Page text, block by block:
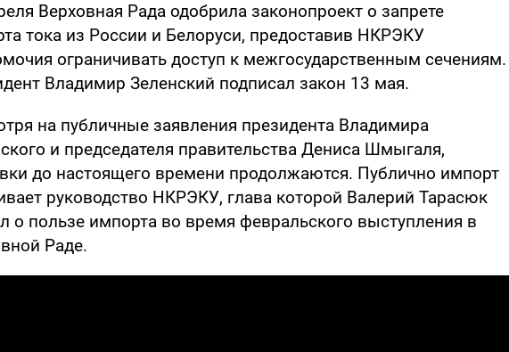
Верховная Рада одобрила законопроект о запрете
тока из России и Белоруси, предоставив НКРЭКУ
ограничивать доступ к межгосударственным сечениям.
Владимир Зеленский подписал закон 13 мая.
на публичные заявления президента Владимира
и председателя правительства Дениса Шмыгаля,
до настоящего времени продолжаются. Публично импорт
руководство НКРЭКУ, глава которой Валерий Тарасюк
о пользе импорта во время февральского выступления в
Раде.